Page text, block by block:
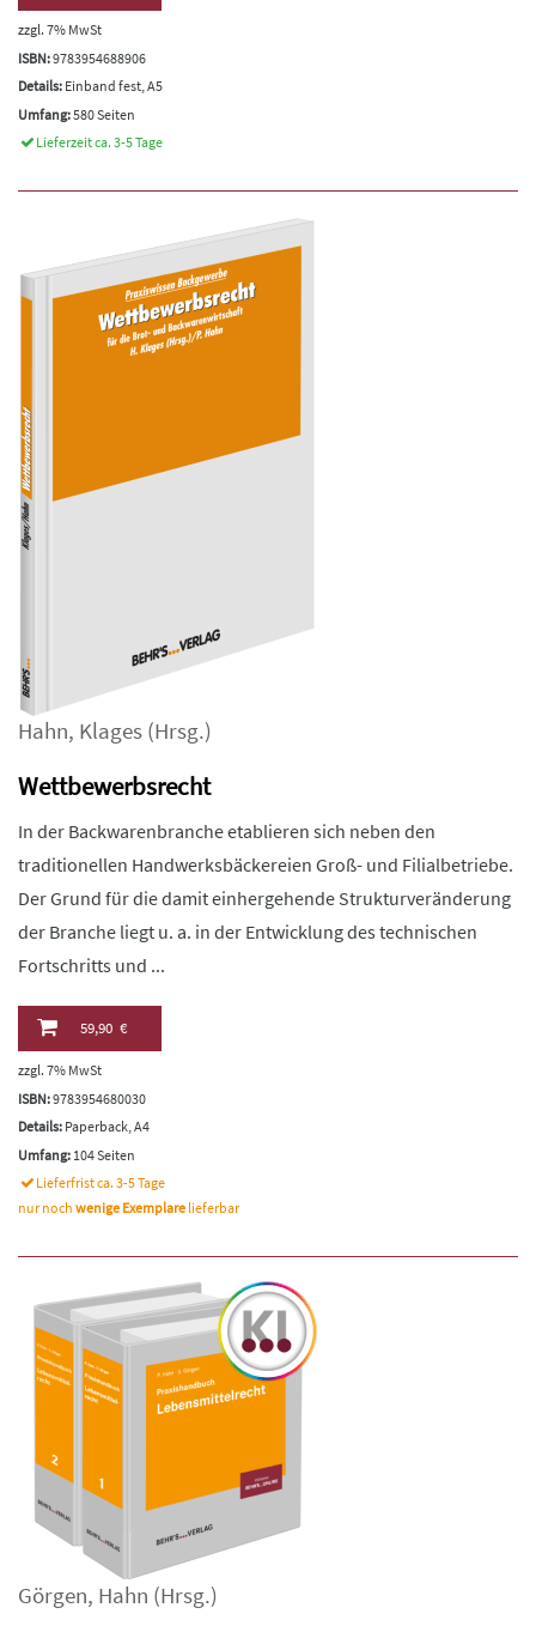
zzgl. 7% MwSt
ISBN:9783954688906
Details: Einband fest, A5
Umfang:580 Seiten
Lieferzeit ca. 3-5 Tage
Hahn, Klages (Hrsg.)
Wettbewerbsrecht
In der Backwarenbranche etablieren sich neben den
traditionellen Handwerksbäckereien Groß- und Filialbetriebe.
Der Grund für die damit einhergehende Strukturveränderung
der Branche liegt u. a. in der Entwicklung des technischen
Fortschritts und ...
59,90 €
zzgl. 7% MwSt
ISBN:9783954680030
Details: Paperback, A4
Umfang: 104 Seiten
Lieferfrist ca. 3-5 Tage
nur noch wenige Exemplare lieferbar
Görgen, Hahn (Hrsg.)